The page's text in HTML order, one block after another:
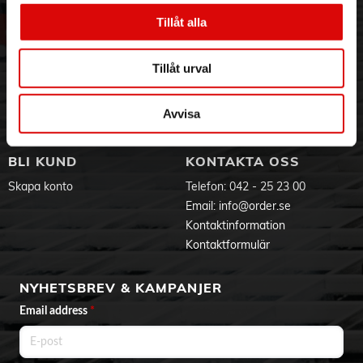
Tillåt alla
Tillåt urval
Avvisa
Hållbarhet
Aktuellt på Order
Service & Support
Ansökan om RMA
Godsefterlysning & Felleverans
Om cookies
BLI KUND
Skapa konto
KONTAKTA OSS
Telefon: 042 - 25 23 00
Email: info@order.se
Kontaktinformation
Kontaktformulär
NYHETSBREV & KAMPANJER
Email address *